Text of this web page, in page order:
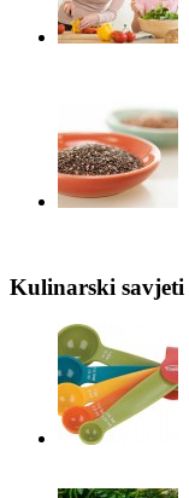
Kulinarski savjeti